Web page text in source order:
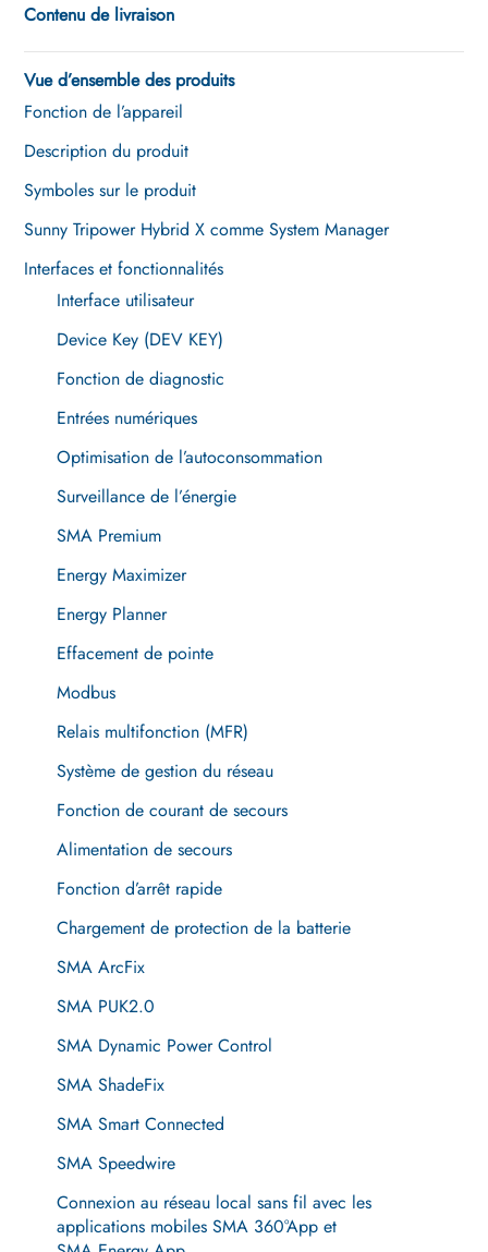
Contenu de livraison
Vue d’ensemble des produits
Fonction de l’appareil
Description du produit
Symboles sur le produit
Sunny Tripower Hybrid X comme System Manager
Interfaces et fonctionnalités
Interface utilisateur
Device Key (DEV KEY)
Fonction de diagnostic
Entrées numériques
Optimisation de l’autoconsommation
Surveillance de l’énergie
SMA Premium
Energy Maximizer
Energy Planner
Effacement de pointe
Modbus
Relais multifonction (MFR)
Système de gestion du réseau
Fonction de courant de secours
Alimentation de secours
Fonction d’arrêt rapide
Chargement de protection de la batterie
SMA ArcFix
SMA PUK2.0
SMA Dynamic Power Control
SMA ShadeFix
SMA Smart Connected
SMA Speedwire
Connexion au réseau local sans fil avec les
applications mobiles SMA 360°App et